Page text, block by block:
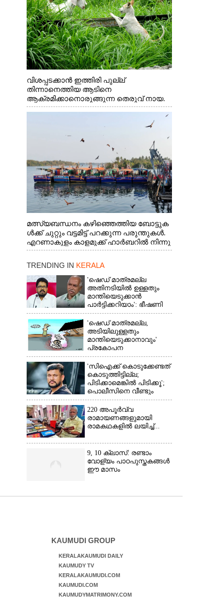
വിശപ്പടക്കാൻ ഇത്തിരി പുല്ല്
തിന്നാനെത്തിയ ആടിനെ
ആക്രമിക്കാനൊരുങ്ങുന്ന തെരുവ് നായ.
എറണാകുളം വാത്തുരുത്തിയിൽ നിന്നുള്ള
മത്സ്യബന്ധനം കഴിഞ്ഞെത്തിയ ബോട്ടുക
ൾക്ക് ചുറ്റും വട്ടമിട്ട് പറക്കുന്ന പരുന്തുകൾ.
എറണാകുളം കാളമുക്ക് ഹാർബറിൽ നിന്നു
ള്ള കാഴ്ച
TRENDING IN KERALA
'ഷെഡ് മാത്രമല്ല
അതിനടിയിൽ ഉള്ളതും
മാന്തിയെടുക്കാൻ
പാർട്ടിക്കറിയാം': ഭീഷണി
പ്രസംഗവുമായി കെ കെ
രാഗേഷ്
'ഷെഡ് മാത്രമല്ല,
അടിയിലുള്ളതും
മാന്തിയെടുക്കാനാവും'
പ്രകോപന
പ്രസംഗവുമായി കെ.കെ.
രാഗേഷ്
'സിഐക്ക് കൊടുക്കേണ്ടത്
കൊടുത്തിട്ടില്ല;
പിടിക്കാമെങ്കിൽ പിടിക്കൂ';
പൊലീസിനെ വീണ്ടും
വെല്ലുവിളിച്ച് അർജുൻ
ആയങ്കി
220 അപൂർവ്വ
രാമായണങ്ങളുമായി
രാമകഥകളിൽ ലയിച്ച്...
9, 10 ക്ലാസ്: രണ്ടാം
വോള്യം പാഠപുസ്തകങ്ങൾ
ഈ മാസം
KAUMUDI GROUP
KERALAKAUMUDI DAILY
KAUMUDY TV
KERALAKAUMUDI.COM
KAUMUDI.COM
KAUMUDYMATRIMONY.COM